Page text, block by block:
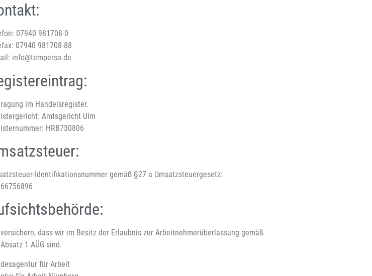
07940 981708-0
07940 981708-88
info@temperso.de
im Handelsregister.
Amtsgericht Ulm
HRB730806
Identifikationsnummer gemäß §27 a Umsatzsteuergesetz:
dass wir im Besitz der Erlaubnis zur Arbeitnehmerüberlassung gemäß
1 AÜG sind.
für Arbeit